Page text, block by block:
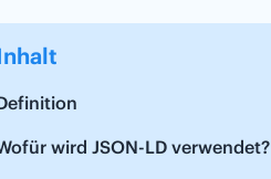
wird JSON-LD verwendet?